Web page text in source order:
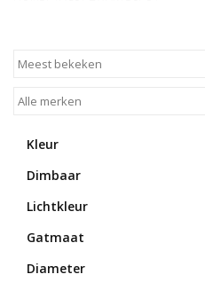
Projecten
Kleur
Dimbaar
Lichtkleur
Gatmaat
Diameter